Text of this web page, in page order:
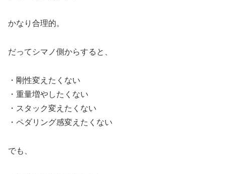
かなり合理的。
だってシマノ側からすると、
・剛性変えたくない
・重量増やしたくない
・スタック変えたくない
・ペダリング感変えたくない
でも、